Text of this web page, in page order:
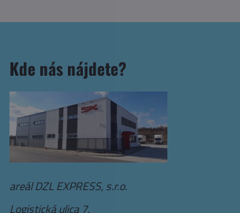
Kde nás nájdete?
areál DZL EXPRESS, s.r.o.
Logistická ulica 7,